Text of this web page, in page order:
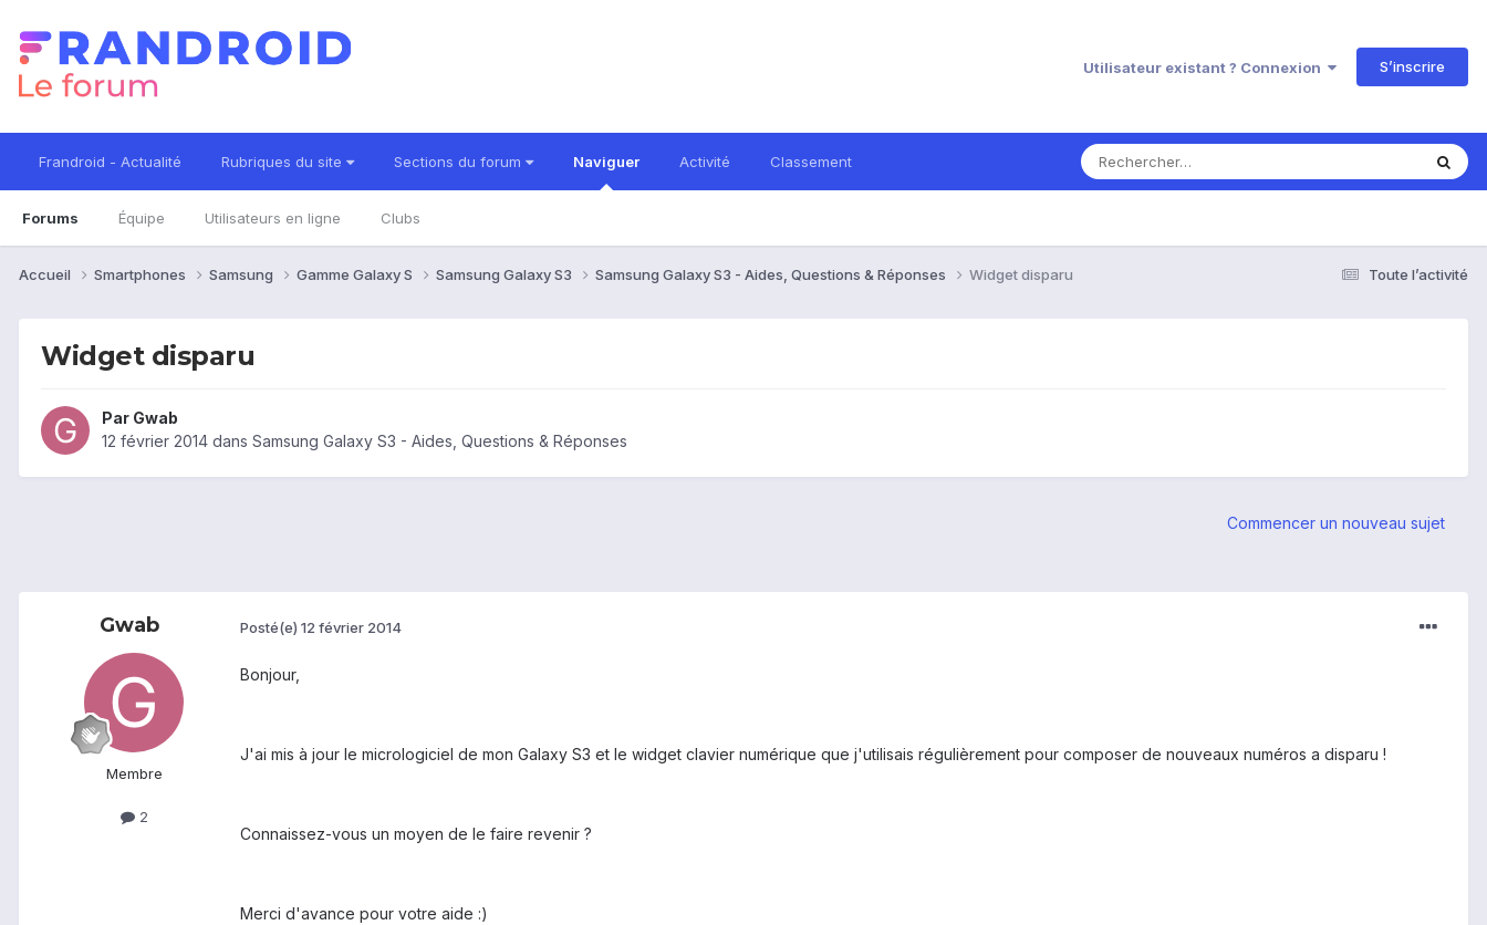
Utilisateur existant ? Connexion S’inscrire
Frandroid - Actualité Rubriques du site Sections du forum Naviguer
Forums Équipe Utilisateurs en ligne Clubs
Activité Classement
Toute l’activité
Accueil Smartphones Samsung Gamme Galaxy S Samsung Galaxy S3 Samsung Galaxy S3 - Aides, Questions & Réponses Widget disparu
Widget disparu
Par Gwab
12 février 2014 dans Samsung Galaxy S3 - Aides, Questions & Réponses
Commencer un nouveau sujet
Gwab
Membre
2
Posté(e) 12 février 2014
Bonjour,
J'ai mis à jour le micrologiciel de mon Galaxy S3 et le widget clavier numérique que j'utilisais régulièrement pour composer de nouveaux numéros a disparu !
Connaissez-vous un moyen de le faire revenir ?
Merci d'avance pour votre aide :)